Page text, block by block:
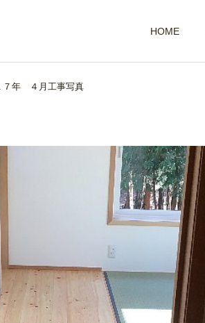
HOME
７年 ４月工事写真